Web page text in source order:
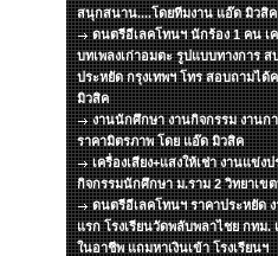
สนุกสนาน....โดยทีมงาน แอ๊ด มิวสิค
ดนตรีอีเลคโทนฯ นักร้อง 1 คน เ
บทเพลงเก่าอมตะ รูปแบบทางการ ส
ประหยัด กรุงเทพฯ โทร สอบถามได้
มิวสิค
งานนักศึกษา งานกิจกรรม งานก
ราคามิตรภาพ โดย แอ๊ด มิวสิค
เครื่องเสียง+แสงให้เช่า งานแข่ง
กิจกรรมนักศึกษา ม.ราม 2 วิทยาเข
ดนตรีอีเลคโทนฯ ราคาประหยัด
แรก โรงเรียนวัดพลับพลาไชย กทม.
ในอาชีพ แถมหาเงินเข้า โรงเรียนฯ